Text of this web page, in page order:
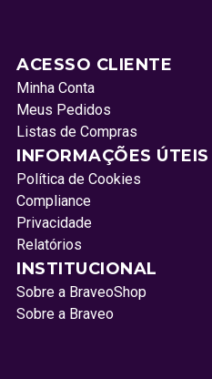
ACESSO CLIENTE
Minha Conta
Meus Pedidos
Listas de Compras
INFORMAÇÕES ÚTEIS
Política de Cookies
Compliance
Privacidade
Relatórios
INSTITUCIONAL
Sobre a BraveoShop
Sobre a Braveo